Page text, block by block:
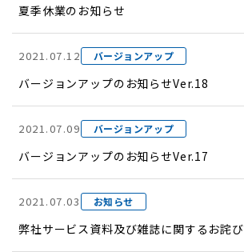
夏季休業のお知らせ
2021.07.12 バージョンアップ
バージョンアップのお知らせVer.18
2021.07.09 バージョンアップ
バージョンアップのお知らせVer.17
2021.07.03 お知らせ
弊社サービス資料及び雑誌に関するお詫び